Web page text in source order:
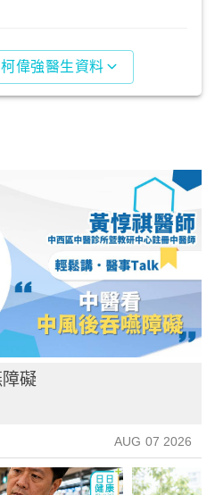
偉強醫生資料
礙
AUG 07 2026